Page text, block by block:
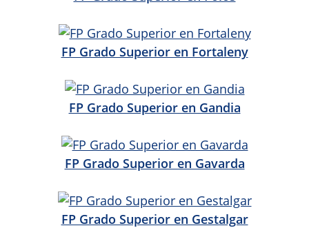
FP Grado Superior en Fortaleny
FP Grado Superior en Gandia
FP Grado Superior en Gavarda
FP Grado Superior en Gestalgar